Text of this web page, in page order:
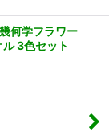
何学フラワー
3色セット